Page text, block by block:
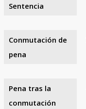
Sentencia
Conmutación de
pena
Pena tras la
conmutación